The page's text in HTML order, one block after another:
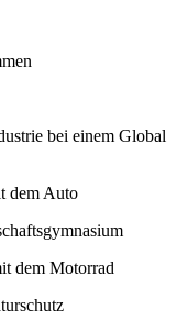
bei einem Global
dem Auto
dem Motorrad